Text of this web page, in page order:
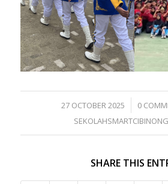
27 OCTOBER 2025
/ 0 /
SHARE THIS